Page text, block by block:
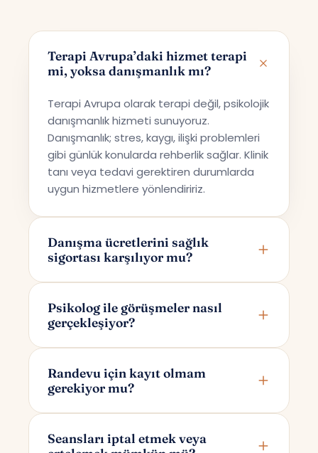
Terapi Avrupa’daki hizmet terapi
mi, yoksa danışmanlık mı?
Terapi Avrupa olarak terapi değil, psikolojik
danışmanlık hizmeti sunuyoruz.
Danışmanlık; stres, kaygı, ilişki problemleri
gibi günlük konularda rehberlik sağlar. Klinik
tanı veya tedavi gerektiren durumlarda
uygun hizmetlere yönlendiririz.
Danışma ücretlerini sağlık
sigortası karşılıyor mu?
sunmaktadır; bu nedenle ücretler sağlık
sigortaları tarafından karşılanmamaktadır.
Psikolog ile görüşmeler nasıl
gerçekleşiyor?
üzerinden yapılır. Randevunuzu
oluşturduktan sonra yalnızca size ve
Randevu için kayıt olmam
gerekiyor mu?
posta adresinizi girmeniz yeterlidir. Bu
Seansları iptal etmek veya